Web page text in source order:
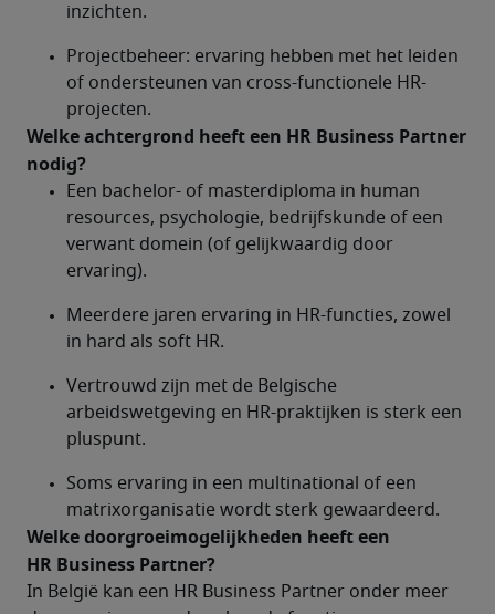
inzichten.
Projectbeheer: ervaring hebben met het leiden
of ondersteunen van cross-functionele HR-
projecten.
Welke achtergrond heeft een HR Business Partner
Een bachelor- of masterdiploma in human
resources, psychologie, bedrijfskunde of een
verwant domein (of gelijkwaardig door
ervaring).
Meerdere jaren ervaring in HR-functies, zowel
in hard als soft HR.
Vertrouwd zijn met de Belgische
arbeidswetgeving en HR-praktijken is sterk een
pluspunt.
Soms ervaring in een multinational of een
matrixorganisatie wordt sterk gewaardeerd.
Welke doorgroeimogelijkheden heeft een
In België kan een HR Business Partner onder meer